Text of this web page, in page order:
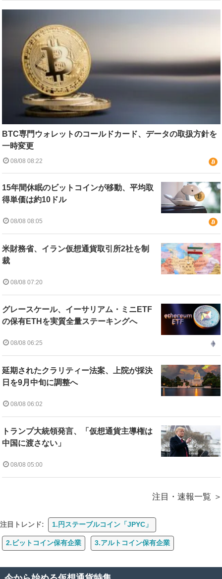
BTC専門ウォレットのコールドカード、データの取扱方針を
一時変更
08/08 08:22
15年間休眠のビットコインが移動、平均取
得単価は約10ドル
08/08 08:05
米財務省、イラン仮想通貨取引所2社を制
裁
08/08 07:20
グレースケール、イーサリアム・ミニETF
の保有ETHを実質全量ステーキングへ
08/08 06:25
延期されたクラリティー法案、上院が採決
日を9月中旬に調整へ
08/08 06:02
トランプ大統領発言、「仮想通貨主導権は
中国に渡さない」
08/08 05:00
注目・速報一覧
注目トレンド: 1.円ステーブルコイン「JPYC」
2.ビットコイン保有企業 3.アルトコイン保有企業